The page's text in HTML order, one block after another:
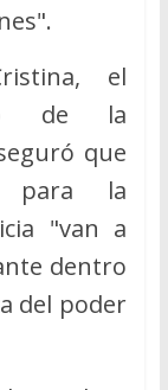
el
de la
que
para la
"van a
dentro
del poder